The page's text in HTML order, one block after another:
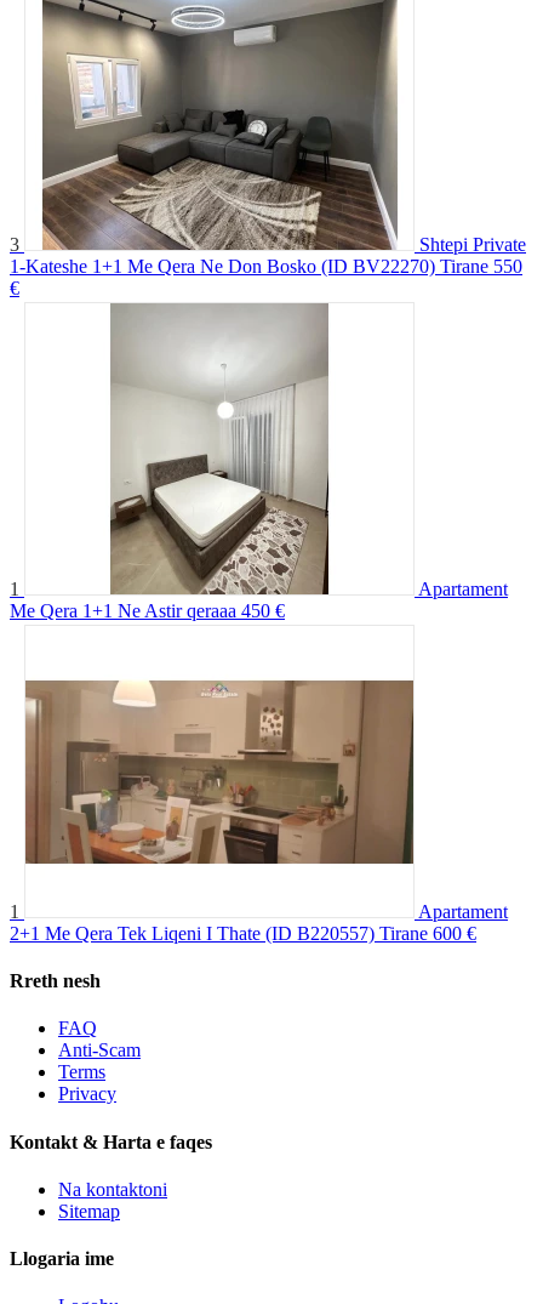
3
Shtepi Private
1-Kateshe 1+1 Me Qera Ne Don Bosko (ID BV22270) Tirane 550
€
1
Apartament
Me Qera 1+1 Ne Astir qeraaa 450 €
1
Apartament
2+1 Me Qera Tek Liqeni I Thate (ID B220557) Tirane 600 €
Rreth nesh
FAQ
Anti-Scam
Terms
Privacy
Kontakt & Harta e faqes
Na kontaktoni
Sitemap
Llogaria ime